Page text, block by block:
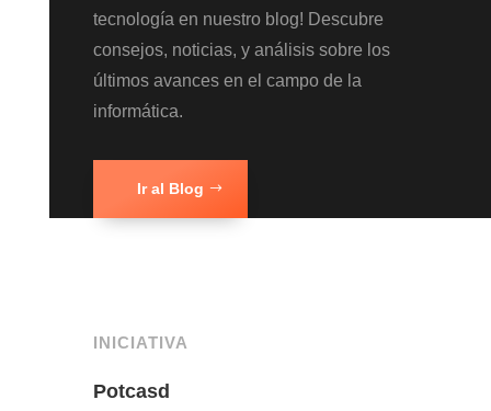
tecnología en nuestro blog! Descubre
consejos, noticias, y análisis sobre los
últimos avances en el campo de la
informática.
Ir al Blog
INICIATIVA
Potcasd